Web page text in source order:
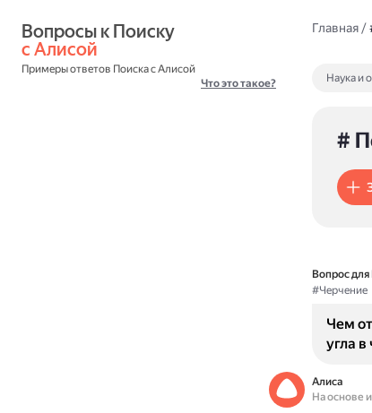
с Алисой
Примеры ответов Поиска с Алисой
Что это такое?
Главная/
Наука и
#
Вопрос для
#Черчение
Чем
угла
Алиса
На основе